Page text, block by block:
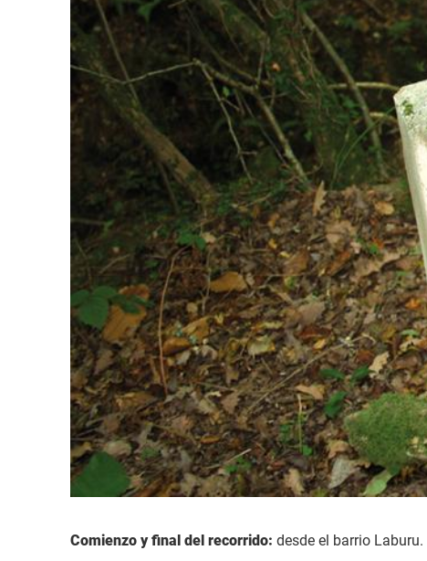
Comienzo y final del recorrido: desde el barrio Laburu.